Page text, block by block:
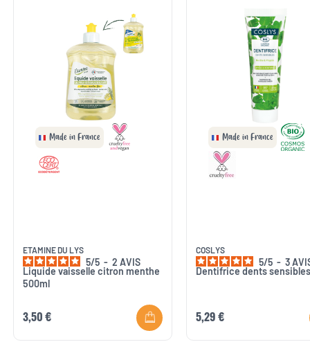
Made in France
ETAMINE DU LYS
5/5 - 2 AVIS
Liquide vaisselle citron menthe
500ml
3,50 €
Made in France
COSLYS
5/5 - 3
Dentifrice dents
5,29 €